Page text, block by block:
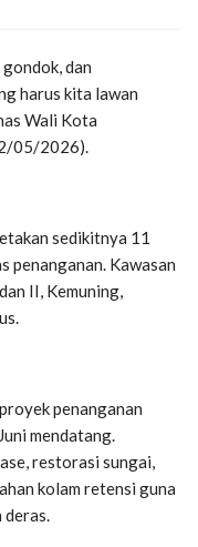
dan
harus kita lawan
Wali Kota
05/2026).
sedikitnya 11
Kawasan
II, Kemuning,
penanganan
mendatang.
restorasi sungai,
kolam retensi guna
deras.